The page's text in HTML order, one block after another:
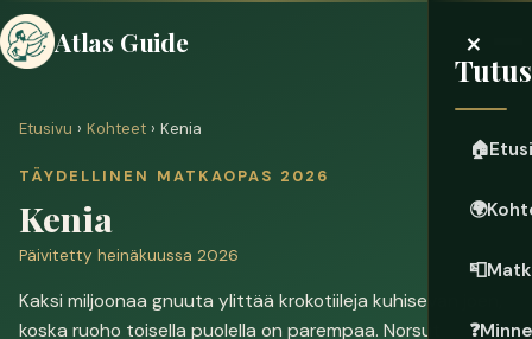
Atlas Guide ×
🏠
🌍
📮
❓
Etusivu › Kohteet › Kenia
TÄYDELLINEN MATKAOPAS 2026
Kenia
Päivitetty heinäkuussa 2026
Kaksi miljoonaa gnuuta ylittää krokotiileja kuhisevan joen,
koska ruoho toisella puolella on parempaa. Norsut